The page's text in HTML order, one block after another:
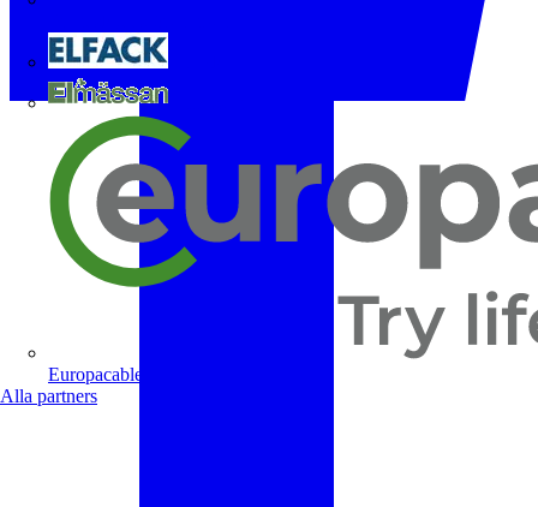
Europacable
Alla partners